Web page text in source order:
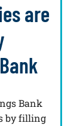
are
Bank
by filling